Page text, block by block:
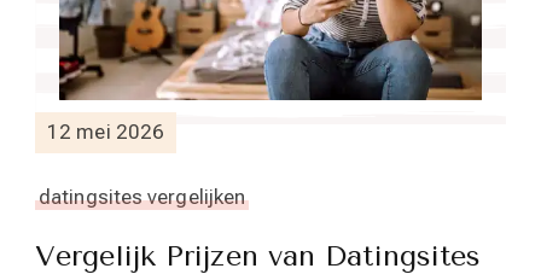
12 mei 2026
datingsites vergelijken
Vergelijk Prijzen van Datingsites